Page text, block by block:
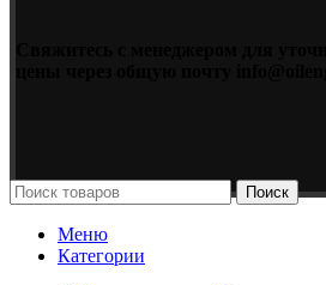
Поиск
Меню
Категории